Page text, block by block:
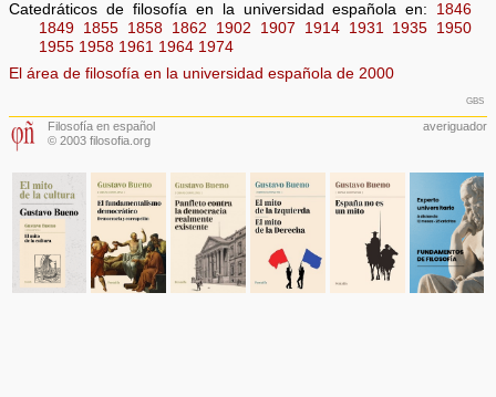
Catedráticos de filosofía en la universidad española en: 1846
1849 1855 1858 1862 1902 1907 1914 1931 1935 1950
1955 1958 1961 1964 1974
El área de filosofía en la universidad española de 2000
gbs
Filosofía en español
© 2003 filosofia.org
averiguador